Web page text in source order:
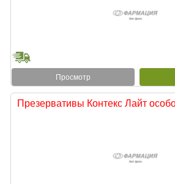
Просмотр
Презервативы Контекс Лайт особо